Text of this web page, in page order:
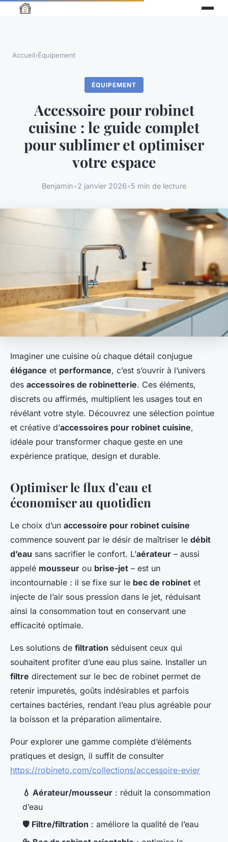
Accueil›Équipement
ÉQUIPEMENT
Accessoire pour robinet
cuisine : le guide complet
pour sublimer et optimiser
votre espace
Benjamin•2 janvier 2026•5 min de lecture
Imaginer une cuisine où chaque détail conjugue
élégance et performance, c’est s’ouvrir à l’univers
des accessoires de robinetterie. Ces éléments,
discrets ou affirmés, multiplient les usages tout en
révélant votre style. Découvrez une sélection pointue
et créative d’accessoires pour robinet cuisine,
idéale pour transformer chaque geste en une
expérience pratique, design et durable.
Optimiser le flux d’eau et
économiser au quotidien
Le choix d’un accessoire pour robinet cuisine
commence souvent par le désir de maîtriser le débit
d’eau sans sacrifier le confort. L’aérateur – aussi
appelé mousseur ou brise-jet – est un
incontournable : il se fixe sur le bec de robinet et
injecte de l’air sous pression dans le jet, réduisant
ainsi la consommation tout en conservant une
efficacité optimale.
Les solutions de filtration séduisent ceux qui
souhaitent profiter d’une eau plus saine. Installer un
filtre directement sur le bec de robinet permet de
retenir impuretés, goûts indésirables et parfois
certaines bactéries, rendant l’eau plus agréable pour
la boisson et la préparation alimentaire.
Pour explorer une gamme complète d’éléments
pratiques et design, il suffit de consulter
https://robineto.com/collections/accessoire-evier
💧 Aérateur/mousseur : réduit la consommation
d’eau
🛡️ Filtre/filtration : améliore la qualité de l’eau